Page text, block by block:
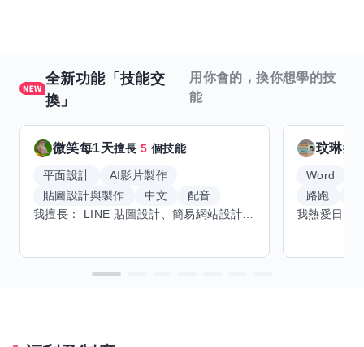
全新功能「技能交
換」
用你會的，換你想學的技
能
微笑每1天擅長5 個技能
平面設計
AI影片製作
貼圖設計與製作
中文
配音
玟琳擅
Word
路跑